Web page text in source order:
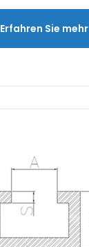
Erfahren Sie mehr